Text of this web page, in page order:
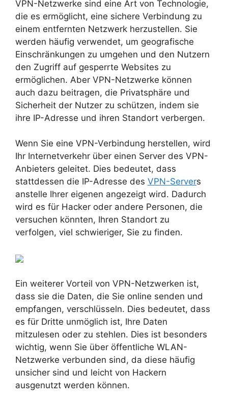
VPN-Netzwerke sind eine Art von Technologie,
die es ermöglicht, eine sichere Verbindung zu
einem entfernten Netzwerk herzustellen. Sie
werden häufig verwendet, um geografische
Einschränkungen zu umgehen und den Nutzern
den Zugriff auf gesperrte Websites zu
ermöglichen. Aber VPN-Netzwerke können
auch dazu beitragen, die Privatsphäre und
Sicherheit der Nutzer zu schützen, indem sie
ihre IP-Adresse und ihren Standort verbergen.
Wenn Sie eine VPN-Verbindung herstellen, wird
Ihr Internetverkehr über einen Server des VPN-
Anbieters geleitet. Dies bedeutet, dass
stattdessen die IP-Adresse des VPN-Servers
anstelle Ihrer eigenen angezeigt wird. Dadurch
wird es für Hacker oder andere Personen, die
versuchen könnten, Ihren Standort zu
verfolgen, viel schwieriger, Sie zu finden.
Ein weiterer Vorteil von VPN-Netzwerken ist,
dass sie die Daten, die Sie online senden und
empfangen, verschlüsseln. Dies bedeutet, dass
es für Dritte unmöglich ist, Ihre Daten
mitzulesen oder zu stehlen. Dies ist besonders
wichtig, wenn Sie über öffentliche WLAN-
Netzwerke verbunden sind, da diese häufig
unsicher sind und leicht von Hackern
ausgenutzt werden können.